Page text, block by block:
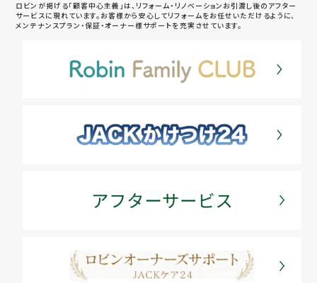
ロビンが掲げる「顧客中心主義」は、リフォーム・リノベーションお引渡し後のアフター
サービスに現れています。お客様から安心してリフォームをお任せいただけるように、
メンテナンスプラン・保証・オーナー様サポートを充実させています。